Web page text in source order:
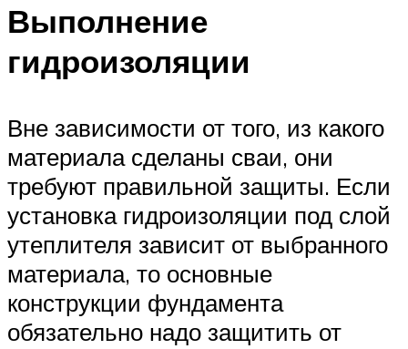
Выполнение
гидроизоляции
Вне зависимости от того, из какого
материала сделаны сваи, они
требуют правильной защиты. Если
установка гидроизоляции под слой
утеплителя зависит от выбранного
материала, то основные
конструкции фундамента
обязательно надо защитить от